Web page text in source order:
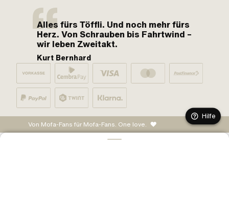
Alles fürs Töffli. Und noch mehr fürs
Herz. Von Schrauben bis Fahrtwind –
wir leben Zweitakt.
Kurt Bernhard
Von Mofa-Fans für Mofa-Fans. One love.
Hilfe